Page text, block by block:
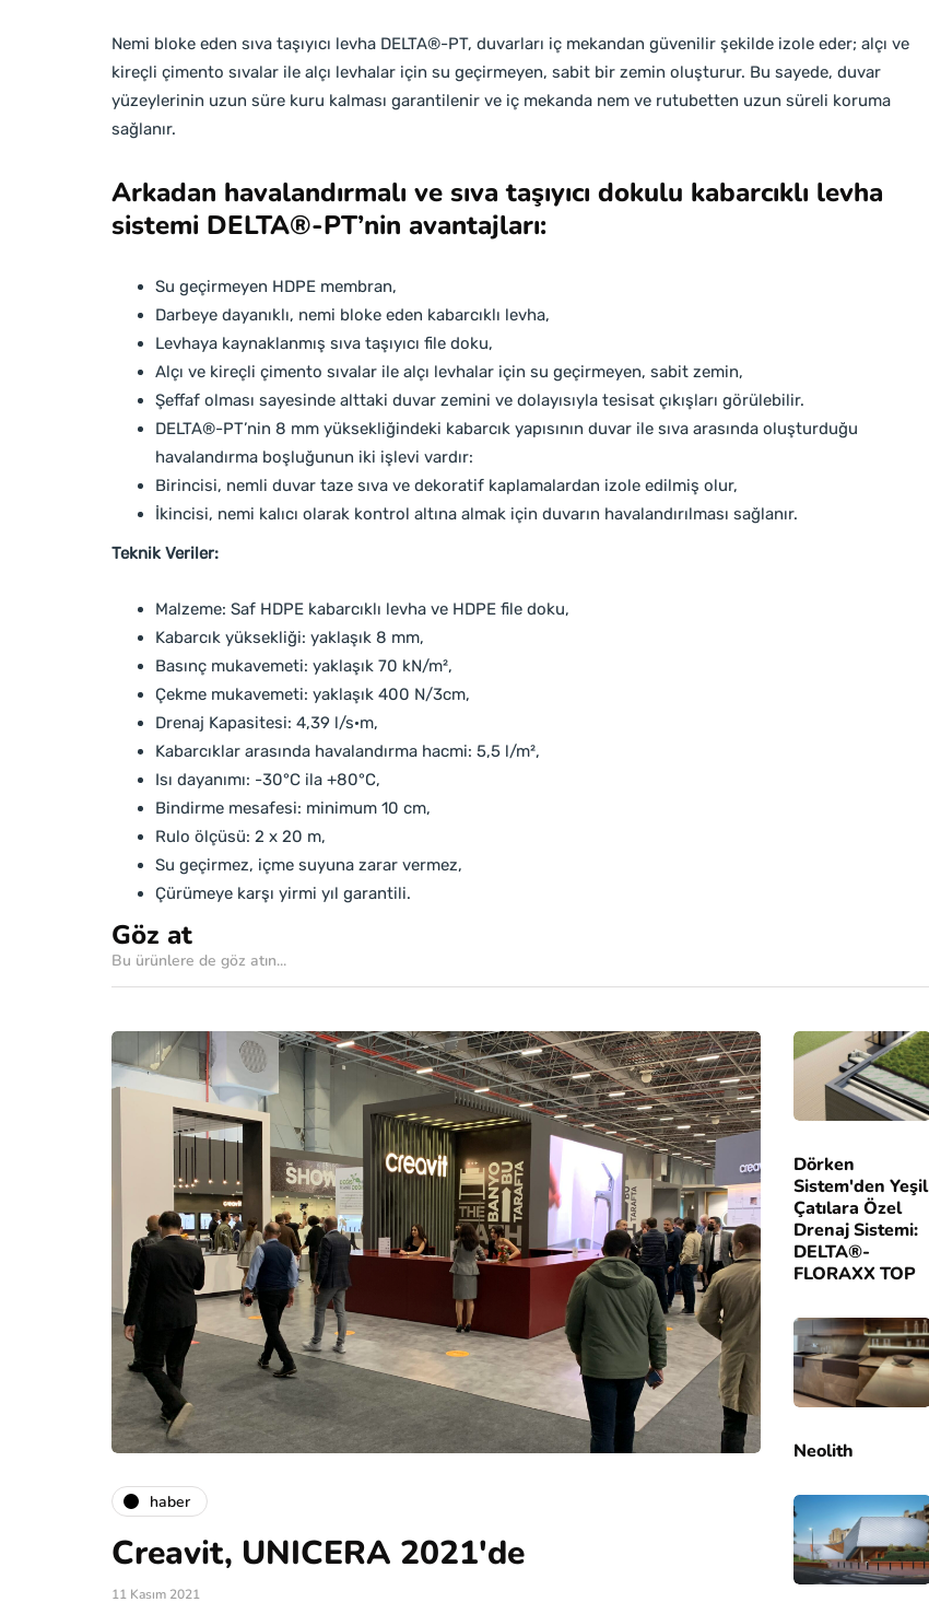
Nemi bloke eden sıva taşıyıcı levha DELTA®-PT, duvarları iç mekandan güvenilir şekilde izole eder; alçı ve
kireçli çimento sıvalar ile alçı levhalar için su geçirmeyen, sabit bir zemin oluşturur. Bu sayede, duvar
yüzeylerinin uzun süre kuru kalması garantilenir ve iç mekanda nem ve rutubetten uzun süreli koruma
sağlanır.
Arkadan havalandırmalı ve sıva taşıyıcı dokulu kabarcıklı levha
sistemi DELTA®-PT’nin avantajları:
Su geçirmeyen HDPE membran,
Darbeye dayanıklı, nemi bloke eden kabarcıklı levha,
Levhaya kaynaklanmış sıva taşıyıcı file doku,
Alçı ve kireçli çimento sıvalar ile alçı levhalar için su geçirmeyen, sabit zemin,
Şeffaf olması sayesinde alttaki duvar zemini ve dolayısıyla tesisat çıkışları görülebilir.
DELTA®-PT’nin 8 mm yüksekliğindeki kabarcık yapısının duvar ile sıva arasında oluşturduğu
havalandırma boşluğunun iki işlevi vardır:
Birincisi, nemli duvar taze sıva ve dekoratif kaplamalardan izole edilmiş olur,
İkincisi, nemi kalıcı olarak kontrol altına almak için duvarın havalandırılması sağlanır.
Teknik Veriler:
Malzeme: Saf HDPE kabarcıklı levha ve HDPE file doku,
Kabarcık yüksekliği: yaklaşık 8 mm,
Basınç mukavemeti: yaklaşık 70 kN/m²,
Çekme mukavemeti: yaklaşık 400 N/3cm,
Drenaj Kapasitesi: 4,39 l/s·m,
Kabarcıklar arasında havalandırma hacmi: 5,5 l/m²,
Isı dayanımı: -30°C ila +80°C,
Bindirme mesafesi: minimum 10 cm,
Rulo ölçüsü: 2 x 20 m,
Su geçirmez, içme suyuna zarar vermez,
Çürümeye karşı yirmi yıl garantili.
Göz at
Bu ürünlere de göz atın...
haber
Creavit, UNICERA 2021'de
11 Kasım 2021
Dörken
Sistem'den Yeşil
Çatılara Özel
Drenaj Sistemi:
DELTA®-
FLORAXX TOP
Neolith